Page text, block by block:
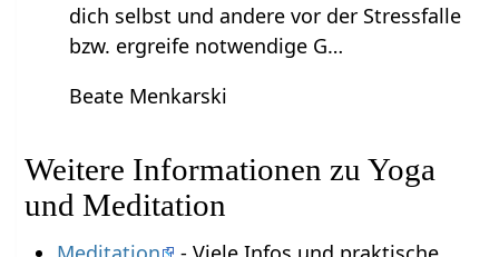
dich selbst und andere vor der Stressfalle
bzw. ergreife notwendige G…
Beate Menkarski
Weitere Informationen zu Yoga
und Meditation